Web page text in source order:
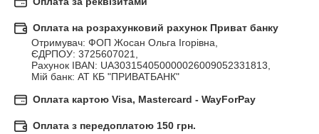
Оплата на розрахунковий рахунок Приват банку
Отримувач: ФОП Жосан Ольга Ігорівна,
ЄДРПОУ: 3725607021,
Рахунок IBAN: UA303154050000026009052331813,
Мій банк: АТ КБ "ПРИВАТБАНК"
Оплата картою Visa, Mastercard - WayForPay
Оплата з передоплатою 150 грн.